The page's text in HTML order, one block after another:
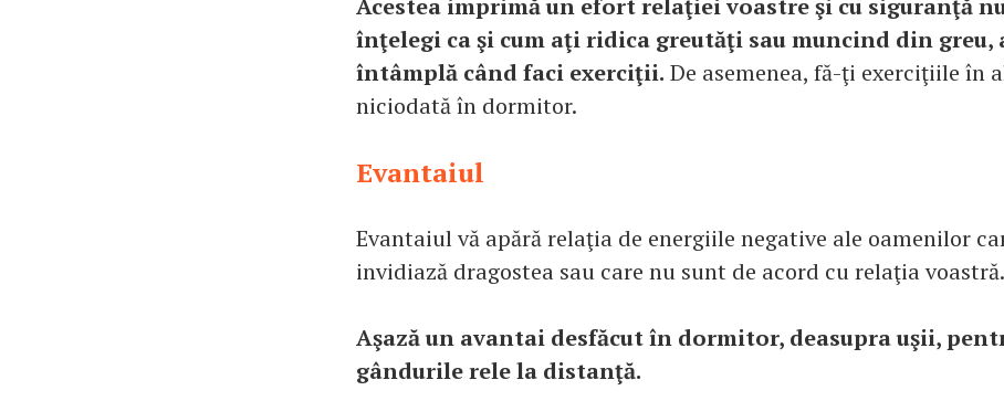
Acestea imprimă un efort relaţiei voastre şi cu siguranţă
înţelegi ca şi cum aţi ridica greutăţi sau muncind din greu,
întâmplă când faci exerciţii. De asemenea, fă-ţi exerciţiile în
niciodată în dormitor.
Evantaiul
Evantaiul vă apără relaţia de energiile negative ale oamenilor
invidiază dragostea sau care nu sunt de acord cu relaţia voastră.
Aşază un avantai desfăcut în dormitor, deasupra uşii,
gândurile rele la distanţă.